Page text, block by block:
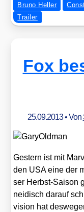
Bruno Heller
Trailer
Fox
25.09.2013• Von
Ges­tern ist mit
den USA eine der
ser Herbst-Sai­son
nei­disch dar­auf
vi­si­on hat